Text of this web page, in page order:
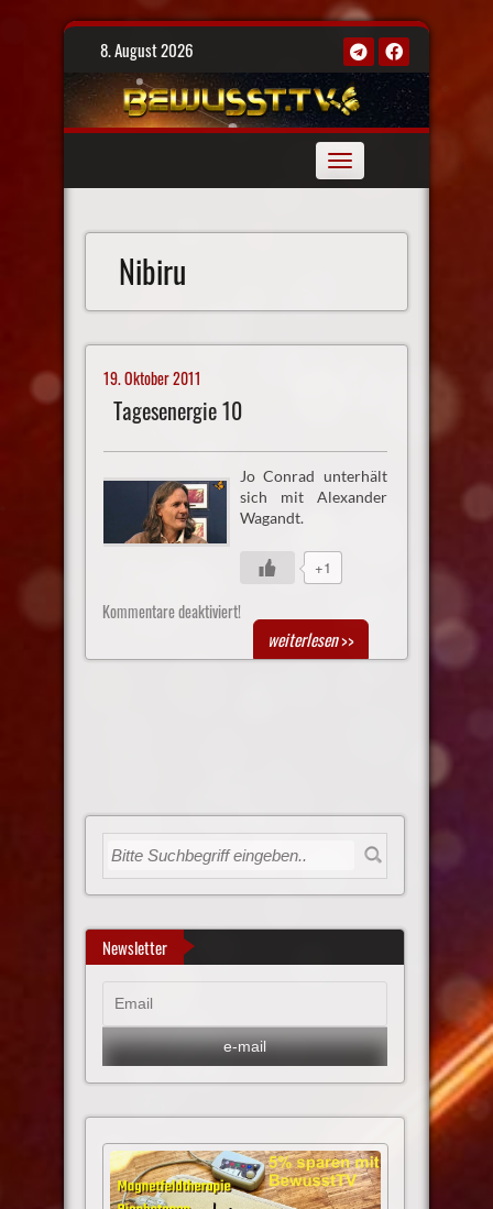
Skip
8. August 2026
Toggle
navigation
Nibiru
19. Oktober 2011
Tagesenergie 10
Jo Conrad unterhält
sich mit Alexander
Wagandt.
+1
Kommentare deaktiviert!
weiterlesen>>
Newsletter